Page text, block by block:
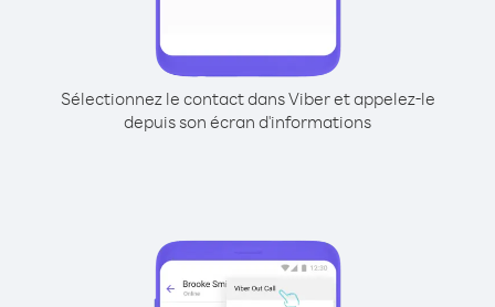
Sélectionnez le contact dans Viber et appelez-le
depuis son écran d'informations